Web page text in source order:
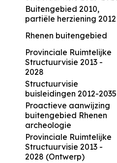
Buitengebied 2010,
partiële herziening 2012
Rhenen buitengebied
Provinciale Ruimtelijke
Structuurvisie 2013 -
2028
Structuurvisie
buisleidingen 2012-2035
Proactieve aanwijzing
buitengebied Rhenen
archeologie
Provinciale Ruimtelijke
Structuurvisie 2013 -
2028 (Ontwerp)